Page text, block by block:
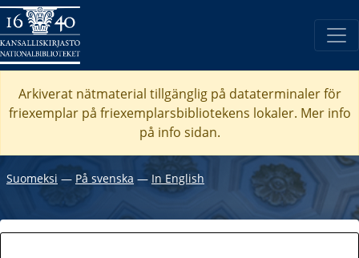
Arkiverat nätmaterial tillgänglig på dataterminaler för
friexemplar på friexemplarsbibliotekens lokaler. Mer info
på info sidan.
Suomeksi ― På svenska ― In English